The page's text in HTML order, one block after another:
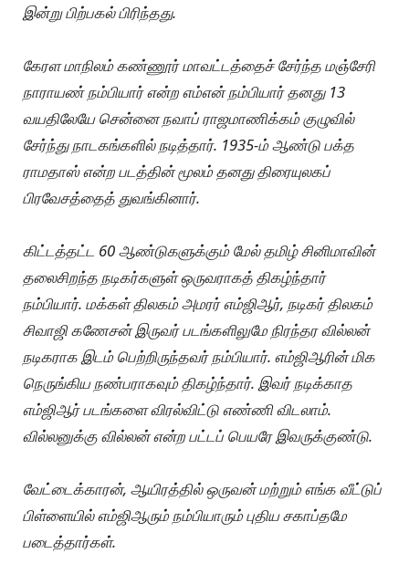
இன்று பிற்பகல் பிரிந்தது.
கேரள மாநிலம் கண்ணூர் மாவட்டத்தைச் சேர்ந்த மஞ்சேரி
நாராயண் நம்பியார் என்ற எம்என் நம்பியார் தனது 13
வயதிலேயே சென்னை நவாப் ராஜமாணிக்கம் குழுவில்
சேர்ந்து நாடகங்களில் நடித்தார். 1935-ம் ஆண்டு பக்த
ராமதாஸ் என்ற படத்தின் மூலம் தனது திரையுலகப்
பிரவேசத்தைத் துவங்கினார்.
கிட்டத்தட்ட 60 ஆண்டுகளுக்கும் மேல் தமிழ் சினிமாவின்
தலைசிறந்த நடிகர்களுள் ஒருவராகத் திகழ்ந்தார்
நம்பியார். மக்கள் திலகம் அமரர் எம்ஜிஆர், நடிகர் திலகம்
சிவாஜி கணேசன் இருவர் படங்களிலுமே நிரந்தர வில்லன்
நடிகராக இடம் பெற்றிருந்தவர் நம்பியார். எம்ஜிஆரின் மிக
நெருங்கிய நண்பராகவும் திகழ்ந்தார். இவர் நடிக்காத
எம்ஜிஆர் படங்களை விரல்விட்டு எண்ணி விடலாம்.
வில்லனுக்கு வில்லன் என்ற பட்டப் பெயரே இவருக்குண்டு.
வேட்டைக்காரன், ஆயிரத்தில் ஒருவன் மற்றும் எங்க வீட்டுப்
பிள்ளையில் எம்ஜிஆரும் நம்பியாரும் புதிய சகாப்தமே
படைத்தார்கள்.